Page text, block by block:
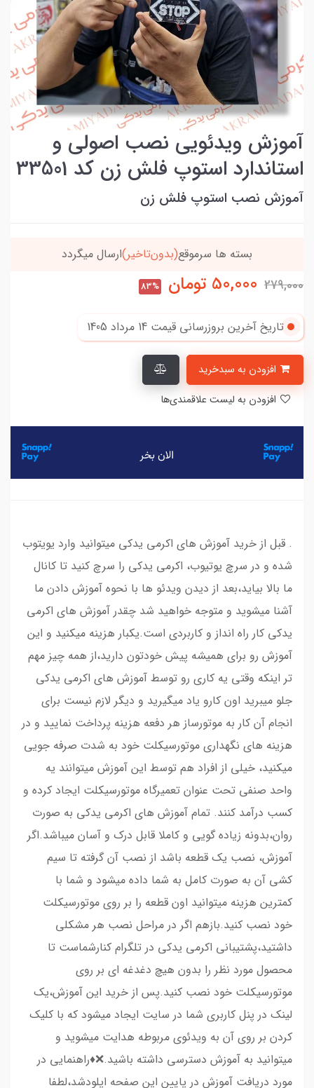
آموزش ویدئویی نصب اصولی و
استاندارد استوپ فلش زن کد 33501
آموزش نصب استوپ فلش زن
بسته ها سرموقع(بدون‌تاخیر)ارسال میگردد
279,000
50,000 تومان 83%
تاریخ آخرین بروزرسانی قیمت 14 مرداد 1405
. قبل از خرید آموزش های اکرمی یدکی میتوانید وارد یویتوب
شده و در سرچ یوتیوب، اکرمی یدکی را سرچ کنید تا کانال
ما بالا بیاید،بعد از دیدن ویدئو ها با نحوه آموزش دادن ما
آشنا میشوید و متوجه خواهید شد چقدر آموزش های اکرمی
یدکی کار راه انداز و کاربردی است.یکبار هزینه میکنید و این
آموزش رو برای همیشه پیش خودتون دارید،از همه چیز مهم
تر اینکه وقتی یه کاری رو توسط آموزش های اکرمی یدکی
جلو میبرید اون کارو یاد میگیرید و دیگر لازم نیست برای
انجام آن کار به موتورساز هر دفعه هزینه پرداخت نمایید و در
هزینه های نگهداری موتورسیکلت خود به شدت صرفه جویی
میکنید، خیلی از افراد هم توسط این آموزش میتوانند یه
واحد صنفی تحت عنوان تعمیرگاه موتورسیکلت ایجاد کرده و
کسب درآمد کنند. تمام آموزش های اکرمی یدکی به صورت
روان،بدونه زیاده گویی و کاملا قابل درک و آسان میباشد.اگر
آموزش، نصب یک قطعه باشد از نصب آن گرفته تا سیم
کشی آن به صورت کامل به شما داده میشود و شما با
کمترین هزینه میتوانید اون قطعه را بر روی موتورسیکلت
خود نصب کنید.بازهم اگر در مراحل نصب هر مشکلی
داشتید،پشتیبانی اکرمی یدکی در تلگرام کنارشماست تا
محصول مورد نظر را بدون هیچ دغدغه ای بر روی
موتورسیکلت خود نصب کنید.پس از خرید این آموزش،یک
لینک در پنل کاربری شما در سایت ایجاد میشود که با کلیک
کردن بر روی آن به ویدئوی مربوطه هدایت میشوید و
میتوانید به آموزش دسترسی داشته باشید.❌♦️راهنمایی در
مورد دریافت آموزش در پایین این صفحه اپلودشد،لطفا